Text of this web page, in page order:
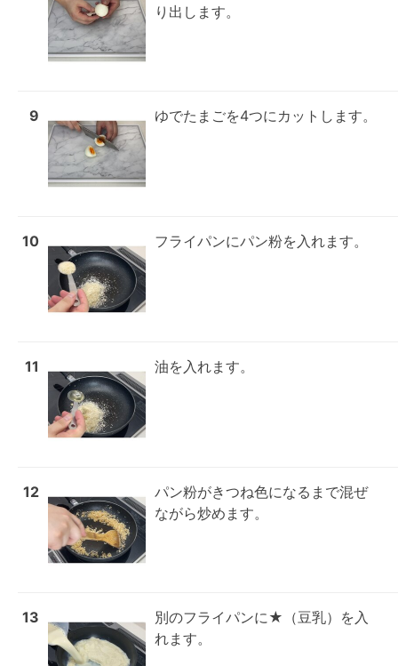
り出します。
9 ゆでたまごを4つにカットします。
10 フライパンにパン粉を入れます。
11 油を入れます。
12
パン粉がきつね色になるまで混ぜ
ながら炒めます。
13
別のフライパンに★（豆乳）を入
れます。